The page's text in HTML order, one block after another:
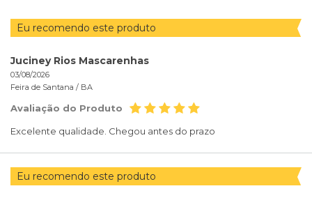
Eu recomendo este produto
Juciney Rios Mascarenhas
03/08/2026
Feira de Santana / BA
Avaliação do Produto
Excelente qualidade. Chegou antes do prazo
Eu recomendo este produto